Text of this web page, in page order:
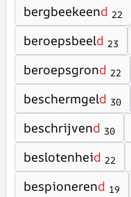
bergbeekeend 22
beroepsbeeld 23
beroepsgrond 22
beschermgeld 30
beschrijvend 30
beslotenheid 22
bespionerend 19